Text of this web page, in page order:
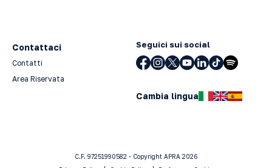
Contattaci
Contatti
Area Riservata
Seguici sui social
Cambia lingua
C.F. 97251990582 - Copyright APRA 2026